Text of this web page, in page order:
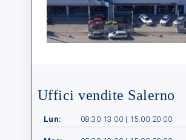
Uffici vendite Salerno
Lun: 08:30 13:00 | 15:00 20:00